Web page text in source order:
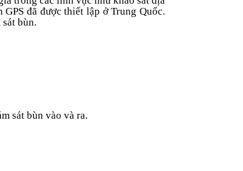
đã được thiết lập ở Trung Quốc.
bùn.
sát bùn vào và ra.